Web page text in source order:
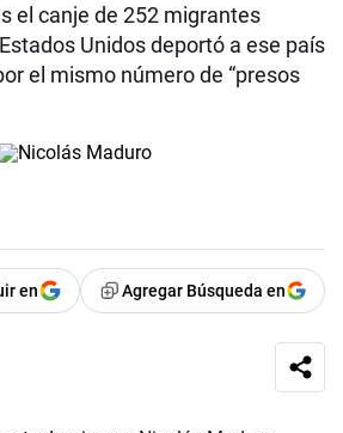
el canje de 252 migrantes
Unidos deportó a ese país
el mismo número de “presos
en Agregar Búsqueda en